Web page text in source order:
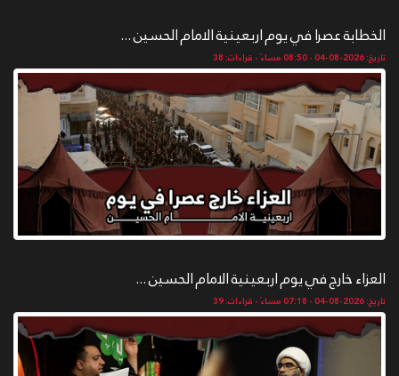
الخطابة عصرا في يوم اربعينية الامام الحسين ...
تاريخ: 2026-08-04 - 08:50 مساءً - قراءات: 38
العزاء خارج في يوم اربعينية الامام الحسين ...
تاريخ: 2026-08-04 - 07:18 مساءً - قراءات: 39